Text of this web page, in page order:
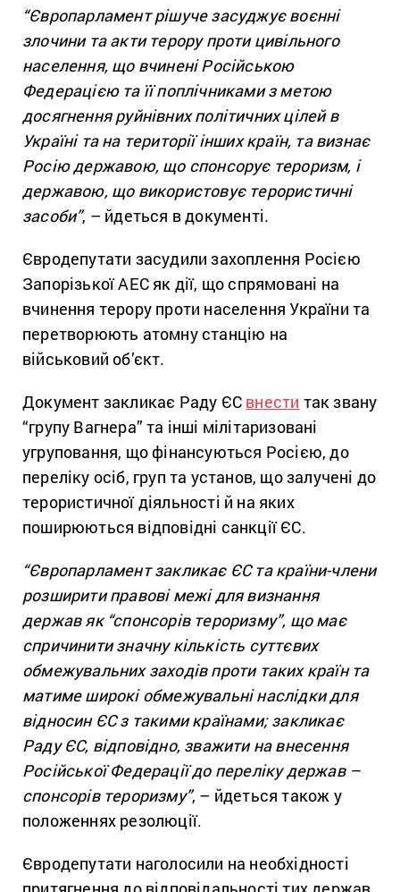
“Європарламент рішуче засуджує воєнні
злочини та акти терору проти цивільного
населення, що вчинені Російською
Федерацією та її поплічниками з метою
досягнення руйнівних політичних цілей в
Україні та на території інших країн, та визнає
Росію державою, що спонсорує тероризм, і
державою, що використовує терористичні
засоби”, – йдеться в документі.
Євродепутати засудили захоплення Росією
Запорізької АЕС як дії, що спрямовані на
вчинення терору проти населення України та
перетворюють атомну станцію на
військовий об’єкт.
Документ закликає Раду ЄС внести так звану
“групу Вагнера” та інші мілітаризовані
угруповання, що фінансуються Росією, до
переліку осіб, груп та установ, що залучені до
терористичної діяльності й на яких
поширюються відповідні санкції ЄС.
“Європарламент закликає ЄС та країни-члени
розширити правові межі для визнання
держав як “спонсорів тероризму”, що має
спричинити значну кількість суттєвих
обмежувальних заходів проти таких країн та
матиме широкі обмежувальні наслідки для
відносин ЄС з такими країнами; закликає
Раду ЄС, відповідно, зважити на внесення
Російської Федерації до переліку держав –
спонсорів тероризму”, – йдеться також у
положеннях резолюції.
Євродепутати наголосили на необхідності